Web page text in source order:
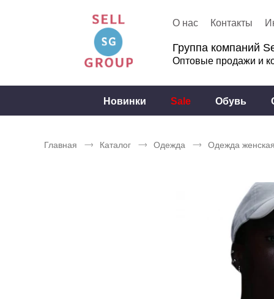
О нас Контакты
Группа компаний
Оптовые продажи и
Новинки Sale Обувь
Главная Каталог Одежда Одежда женская